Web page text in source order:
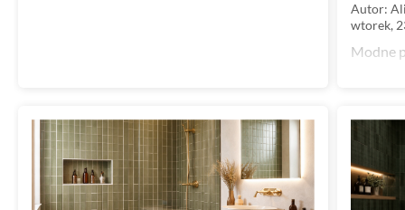
Autor:
wtorek,
Modne